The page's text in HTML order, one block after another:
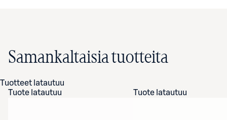
Samankaltaisia tuotteita
Tuotteet latautuu
Tuote latautuu
Tuote latautuu